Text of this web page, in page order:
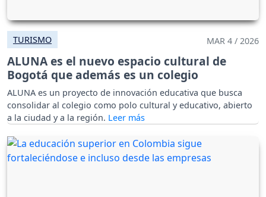
TURISMO MAR 4 / 2026
ALUNA es el nuevo espacio cultural de
Bogotá que además es un colegio
ALUNA es un proyecto de innovación educativa que busca
consolidar al colegio como polo cultural y educativo, abierto
a la ciudad y a la región.